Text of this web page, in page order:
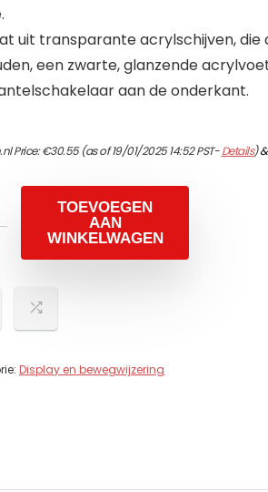
uit transparante acrylschijven,
een zwarte, glanzende
aan de onderkant.
Price:€30.55(as of 19/01/2025 14:52 PST-Details)&
TOEVOEGEN
AAN
WINKELWAGEN
Display en bewegwijzering